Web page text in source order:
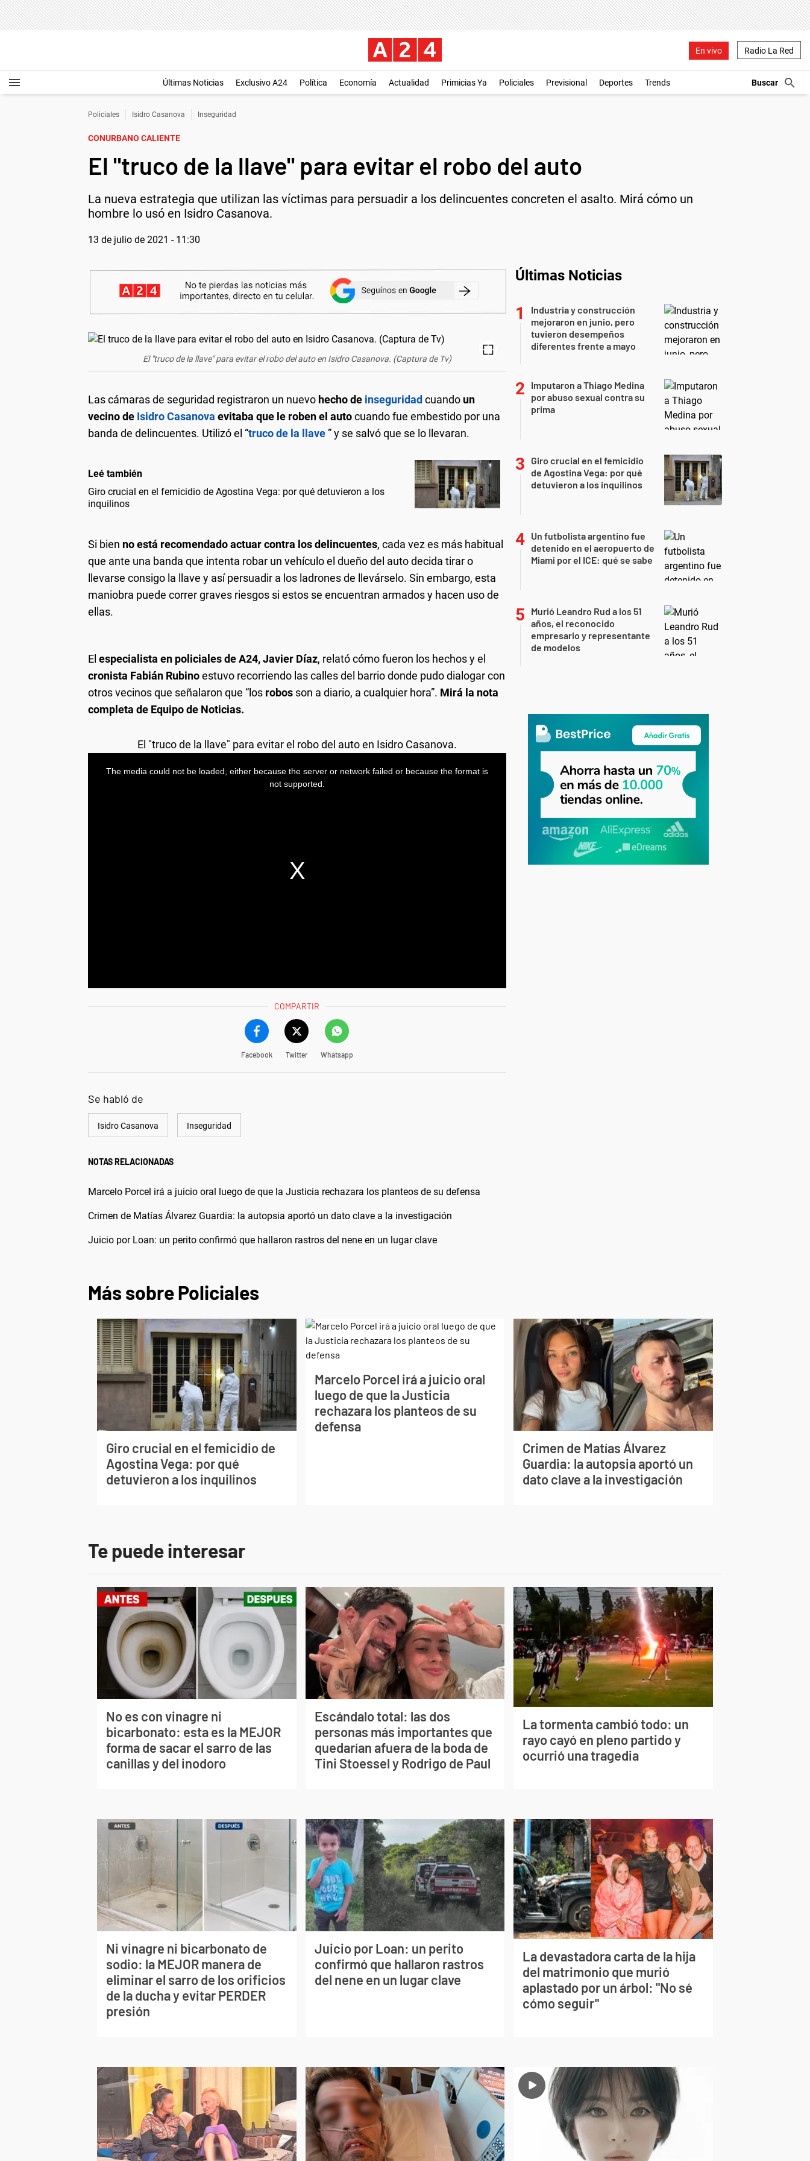
En vivo Radio La Red
Últimas Noticias Exclusivo A24 Política Economía Actualidad Primicias Ya Policiales Previsional Deportes Trends
Policiales Isidro Casanova Inseguridad
CONURBANO CALIENTE
El "truco de la llave" para evitar el robo del auto
La nueva estrategia que utilizan las víctimas para persuadir a los delincuentes concreten el asalto. Mirá cómo un
hombre lo usó en Isidro Casanova.
13 de julio de 2021 - 11:30
El "truco de la llave" para evitar el robo del auto en Isidro Casanova. (Captura de Tv)
Las cámaras de seguridad registraron un nuevo hecho de inseguridadcuando un
vecino de Isidro Casanova evitaba que le roben el autocuando fue embestido por una
banda de delincuentes. Utilizó el “truco de la llave” y se salvó que se lo llevaran.
Leé también
Giro crucial en el femicidio de Agostina Vega: por qué detuvieron a los
inquilinos
Si bien no está recomendado actuar contra los delincuentes, cada vez es más habitual
que ante una banda que intenta robar un vehículo el dueño del auto decida tirar o
llevarse consigo la llave y así persuadir a los ladrones de llevárselo. Sin embargo, esta
maniobra puede correr graves riesgos si estos se encuentran armados y hacen uso de
ellas.
El especialista en policiales de A24, Javier Díaz, relató cómo fueron los hechos y el
cronista Fabián Rubinoestuvo recorriendo las calles del barrio donde pudo dialogar con
otros vecinos que señalaron que “los robos son a diario, a cualquier hora”. Mirá la nota
completa de Equipo de Noticias.
El "truco de la llave" para evitar el robo del auto en Isidro Casanova.
COMPARTIR
Facebook Twitter Whatsapp
Se habló de
Isidro Casanova Inseguridad
NOTAS RELACIONADAS
Marcelo Porcel irá a juicio oral luego de que la Justicia rechazara los planteos de su defensa
Crimen de Matías Álvarez Guardia: la autopsia aportó un dato clave a la investigación
Juicio por Loan: un perito confirmó que hallaron rastros del nene en un lugar clave
Últimas Noticias
Industria y construcción
mejoraron en junio, pero
tuvieron desempeños
diferentes frente a mayo
Imputaron a Thiago Medina
por abuso sexual contra su
prima
Giro crucial en el femicidio
de Agostina Vega: por qué
detuvieron a los inquilinos
Un futbolista argentino fue
detenido en el aeropuerto de
Miami por el ICE: qué se sabe
Murió Leandro Rud a los 51
años, el reconocido
empresario y representante
de modelos
Más sobre Policiales
Giro crucial en el femicidio de
Agostina Vega: por qué
detuvieron a los inquilinos
Marcelo Porcel irá a juicio oral
luego de que la Justicia
rechazara los planteos de su
defensa
Crimen de Matías Álvarez
Guardia: la autopsia aportó un
dato clave a la investigación
Te puede interesar
No es con vinagre ni
bicarbonato: esta es la MEJOR
forma de sacar el sarro de las
canillas y del inodoro
Escándalo total: las dos
personas más importantes que
quedarían afuera de la boda de
Tini Stoessel y Rodrigo de Paul
La tormenta cambió todo: un
rayo cayó en pleno partido y
ocurrió una tragedia
Ni vinagre ni bicarbonato de
sodio: la MEJOR manera de
eliminar el sarro de los orificios
de la ducha y evitar PERDER
presión
Juicio por Loan: un perito
confirmó que hallaron rastros
del nene en un lugar clave
La devastadora carta de la hija
del matrimonio que murió
aplastado por un árbol: "No sé
cómo seguir"